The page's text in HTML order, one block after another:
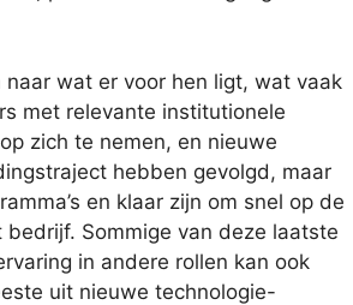
wat er voor hen ligt, wat vaak
met relevante institutionele
zich te nemen, en nieuwe
hebben gevolgd, maar
en klaar zijn om snel op de
Sommige van deze laatste
in andere rollen kan ook
uit nieuwe technologie-